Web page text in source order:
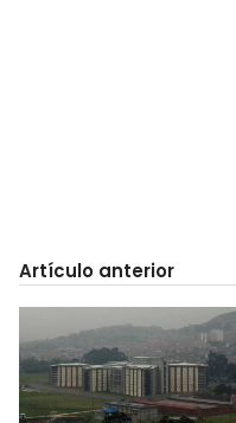
Artículo anterior